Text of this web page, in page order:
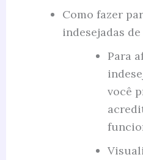
Como fazer
indesejadas
Para
você